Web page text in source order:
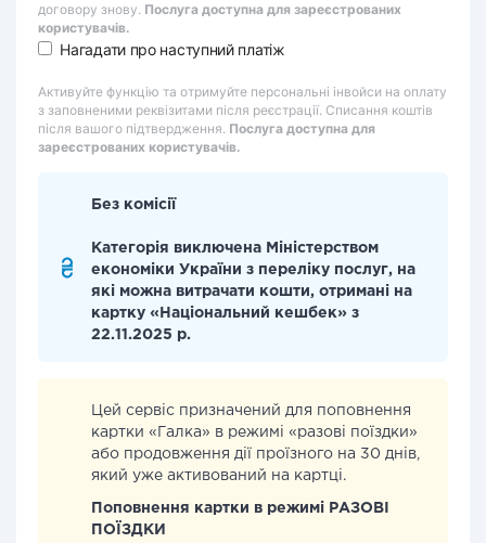
договору знову. Послуга доступна для зареєстрованих
користувачів.
Нагадати про наступний платіж
Активуйте функцію та отримуйте персональні інвойси на оплату
з заповненими реквізитами після реєстрації. Списання коштів
після вашого підтвердження. Послуга доступна для
зареєстрованих користувачів.
Без комісії
Категорія виключена Міністерством
економіки України з переліку послуг, на
які можна витрачати кошти, отримані на
картку «Національний кешбек» з
22.11.2025 р.
Цей сервіс призначений для поповнення
картки «Галка» в режимі «разові поїздки»
або продовження дії проїзного на 30 днів,
який уже активований на картці.
Поповнення картки в режимі РАЗОВІ
ПОЇЗДКИ